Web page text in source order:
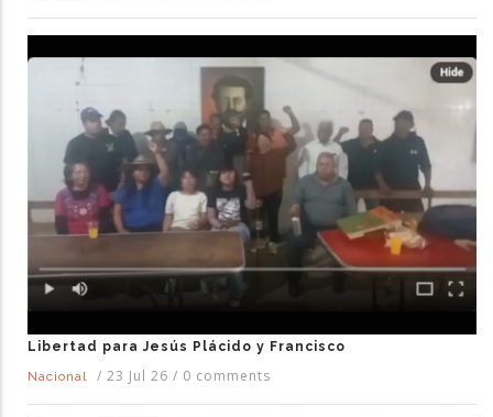
Libertad para Jesús Plácido y Francisco
Nacional
/ 23 Jul 26 / 0 comments